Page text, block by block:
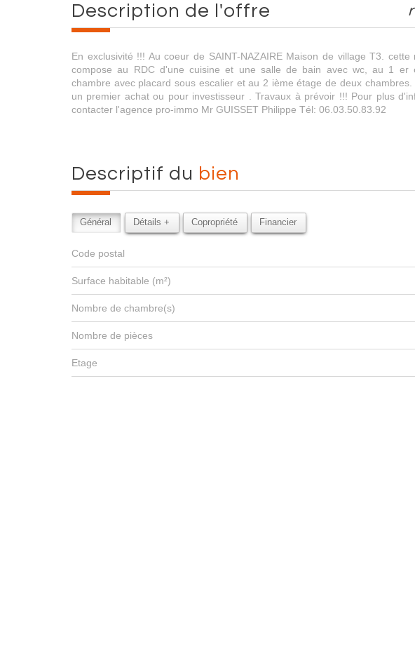
description de l'offre
En exclusivité !!! Au coeur de SAINT-NAZAIRE Maison de village T3. cette
compose au RDC d'une cuisine et une salle de bain avec wc, au 1 er
chambre avec placard sous escalier et au 2 ième étage de deux chambres.
un premier achat ou pour investisseur . Travaux à prévoir !!! Pour plus
contacter l'agence pro-immo Mr GUISSET Philippe Tél: 06.03.50.83.92
descriptif du bien
Général Détails + Copropriété Financier
Code postal
Surface habitable (m²)
Nombre de chambre(s)
Nombre de pièces
Etage